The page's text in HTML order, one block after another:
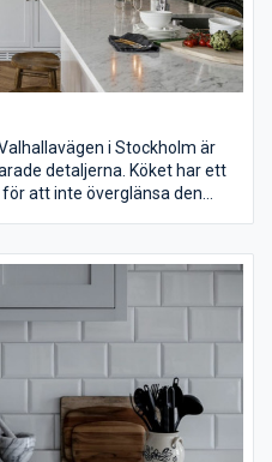
i Stockholm är
detaljerna. Köket har ett
att inte överglänsa den
känsla. Lådfronterna är
läder för ett taktilt och
i massiv ek och